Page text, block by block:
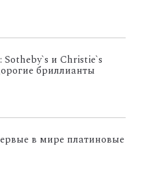
и Christie`s
бриллианты
в мире платиновые